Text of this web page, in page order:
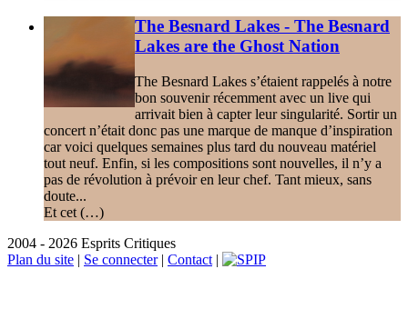
The Besnard Lakes - The Besnard
Lakes are the Ghost Nation
The Besnard Lakes s’étaient rappelés à notre
bon souvenir récemment avec un live qui
arrivait bien à capter leur singularité. Sortir un
concert n’était donc pas une marque de manque d’inspiration
car voici quelques semaines plus tard du nouveau matériel
tout neuf. Enfin, si les compositions sont nouvelles, il n’y a
pas de révolution à prévoir en leur chef. Tant mieux, sans
doute...
Et cet (…)
2004 - 2026 Esprits Critiques
Plan du site | Se connecter| Contact |